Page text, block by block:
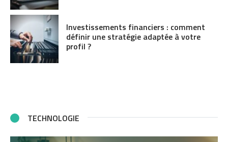
Investissements financiers : comment
définir une stratégie adaptée à votre
profil ?
TECHNOLOGIE